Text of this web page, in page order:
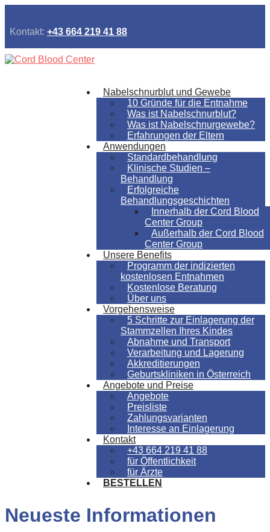
Kontakt: +43 664 219 41 88
Nabelschnurblut und Gewebe
10 Gründe für die Entnahme
Was ist Nabelschnurblut?
Was ist Nabelschnurgewebe?
Erfahrungen der Eltern
Anwendungen
Standardbehandlung
Klinische Studien –
Behandlung
Erfolgreiche
Behandlungsgeschichten
Innerhalb der Cord Blood
Center Group
Außerhalb der Cord Blood
Center Group
Unsere Benefits
Programm der indizierten
kostenlosen Entnahmen
Kostenlose Beratung
Über uns
Vorgehensweise
5 Schritte zur Einlagerung der
Stammzellen Ihres Kindes
Abnahme und Transport
Verarbeitung und Lagerung
Akkreditierungen
Geburtskliniken in Österreich
Angebote und Preise
Angebote
Preisliste
Zahlungsvarianten
Interesse an Einlagerung
Kontakt
+43 664 219 41 88
für Öffentlichkeit
für Ärzte
BESTELLEN
Neueste Informationen